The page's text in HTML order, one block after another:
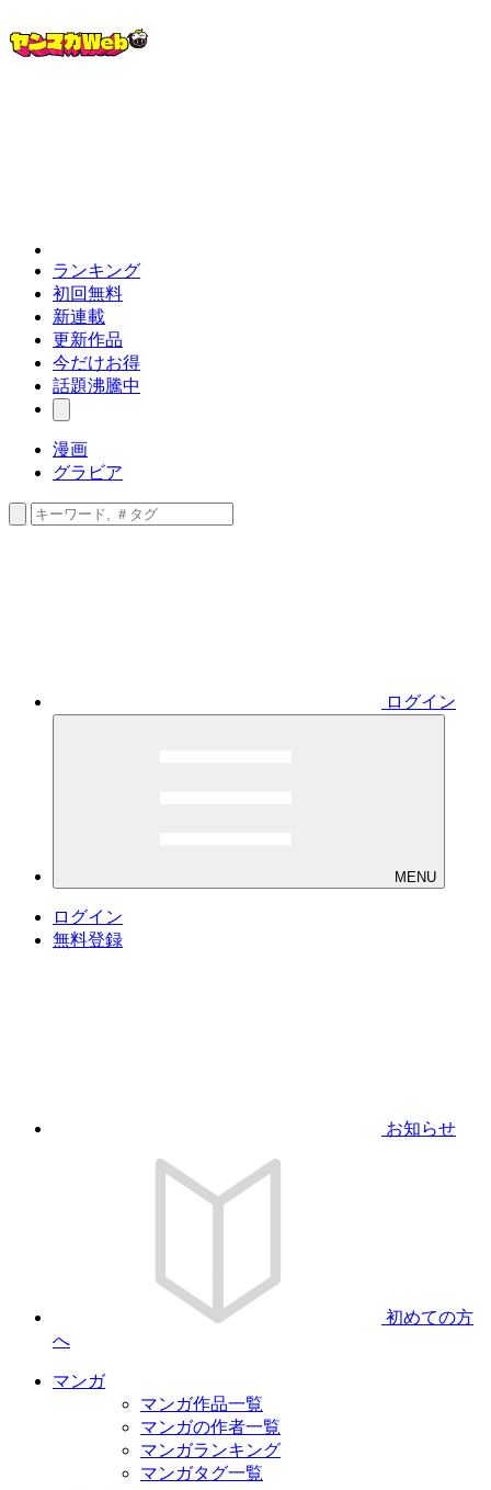
ランキング
初回無料
新連載
更新作品
今だけお得
話題沸騰中
漫画
グラビア
ログイン
MENU
ログイン
無料登録
お知らせ
初めての方
へ
マンガ
マンガ作品一覧
マンガの作者一覧
マンガランキング
マンガタグ一覧